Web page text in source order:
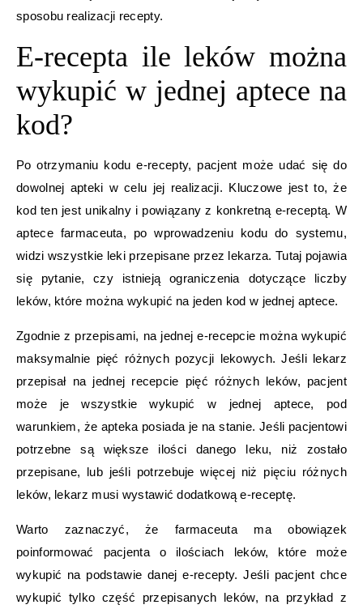
sposobu realizacji recepty.
E-recepta ile leków można
wykupić w jednej aptece na
kod?
Po otrzymaniu kodu e-recepty, pacjent może udać się do
dowolnej apteki w celu jej realizacji. Kluczowe jest to, że
kod ten jest unikalny i powiązany z konkretną e-receptą. W
aptece farmaceuta, po wprowadzeniu kodu do systemu,
widzi wszystkie leki przepisane przez lekarza. Tutaj pojawia
się pytanie, czy istnieją ograniczenia dotyczące liczby
leków, które można wykupić na jeden kod w jednej aptece.
Zgodnie z przepisami, na jednej e-recepcie można wykupić
maksymalnie pięć różnych pozycji lekowych. Jeśli lekarz
przepisał na jednej recepcie pięć różnych leków, pacjent
może je wszystkie wykupić w jednej aptece, pod
warunkiem, że apteka posiada je na stanie. Jeśli pacjentowi
potrzebne są większe ilości danego leku, niż zostało
przepisane, lub jeśli potrzebuje więcej niż pięciu różnych
leków, lekarz musi wystawić dodatkową e-receptę.
Warto zaznaczyć, że farmaceuta ma obowiązek
poinformować pacjenta o ilościach leków, które może
wykupić na podstawie danej e-recepty. Jeśli pacjent chce
wykupić tylko część przepisanych leków, na przykład z